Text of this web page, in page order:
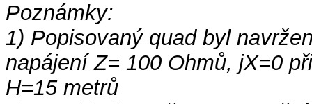
Poznámky:
1) Popisovaný quad byl
napájení Z= 100 Ohmů, jX=0
H=15 metrů